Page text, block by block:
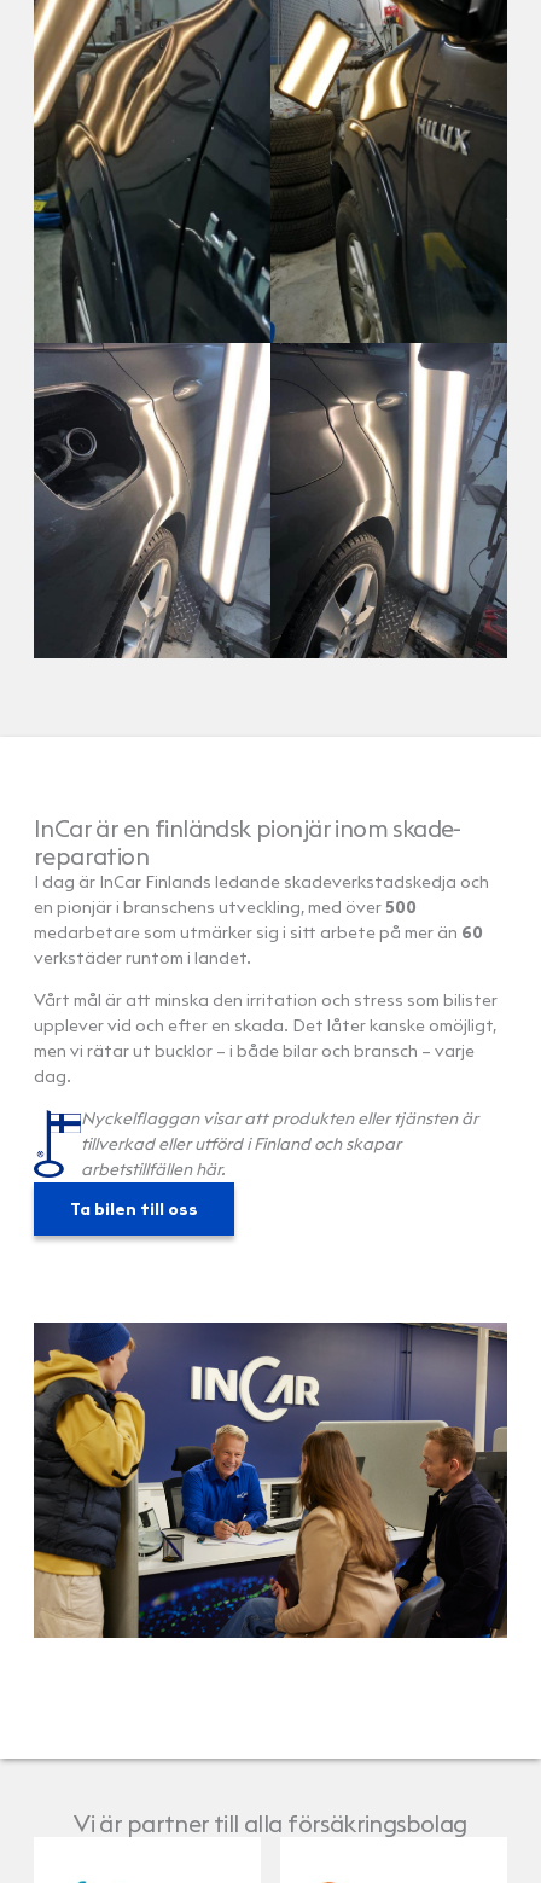
InCar är en finländsk pionjär inom skade­
reparation
I dag är InCar Finlands ledande skadeverkstadskedja och
en pionjär i branschens utveckling, med över 500
medarbetare som utmärker sig i sitt arbete på mer än 60
verkstäder runtom i landet.
Vårt mål är att minska den irritation och stress som bilister
upplever vid och efter en skada. Det låter kanske omöjligt,
men vi rätar ut bucklor – i både bilar och bransch – varje
dag.
Nyckelflaggan visar att produkten eller tjänsten är
tillverkad eller utförd i Finland och skapar
arbetstillfällen här.
Ta bilen till oss
Vi är partner till alla försäkringsbolag